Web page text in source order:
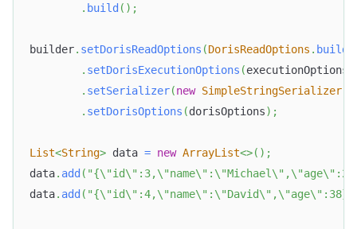
. build ( ) ;
builder. setDorisReadOptions (DorisReadOptions .
. setDorisExecutionOptions (executionOptions
. setSerializer(new SimpleStringSerializer
. setDorisOptions (dorisOptions) ;
List<String> data = new ArrayList<>( ) ;
data. add (
data. add ( "{\"id\":4,\"name\":\"David\",\"age\":38}"